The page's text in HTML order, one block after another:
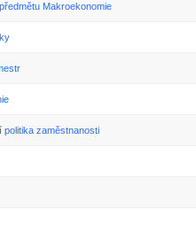
Makroekonomie
politika zaměstnanosti